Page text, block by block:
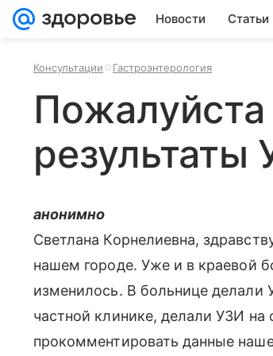
Новости Статьи
Консультации Гастроэнтерология
анонимно
Светлана Корнелиевна,
нашем городе. Уже и в краевой
изменилось. В больнице делали
частной клинике, делали УЗИ
прокомментировать данные